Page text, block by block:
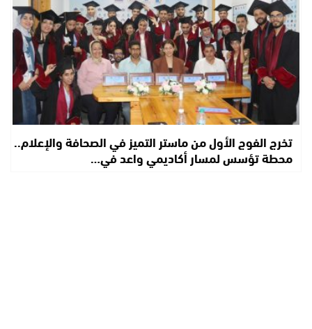
تخرج الفوج الأول من ماستر التميز في الصحافة والإعلام..
محطة تؤسس لمسار أكاديمي واعد في…